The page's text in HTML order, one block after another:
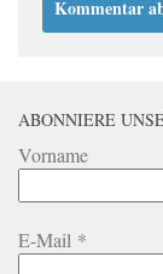
ABONNIERE
Vorname
E-Mail *